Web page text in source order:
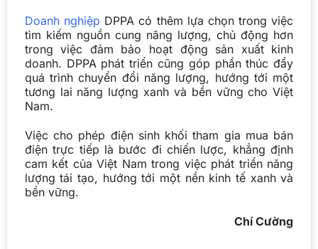
Doanh nghiệp DPPA có thêm lựa chọn trong việc
tìm kiếm nguồn cung năng lượng, chủ động hơn
trong việc đảm bảo hoạt động sản xuất kinh
doanh. DPPA phát triển cũng góp phần thúc đẩy
quá trình chuyển đổi năng lượng, hướng tới một
tương lai năng lượng xanh và bền vững cho Việt
Nam.
Việc cho phép điện sinh khối tham gia mua bán
điện trực tiếp là bước đi chiến lược, khẳng định
cam kết của Việt Nam trong việc phát triển năng
lượng tái tạo, hướng tới một nền kinh tế xanh và
bền vững.
Chí Cường